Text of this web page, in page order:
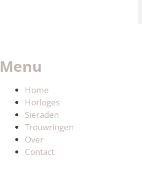
Menu
Home
Horloges
Sieraden
Trouwringen
Over
Contact